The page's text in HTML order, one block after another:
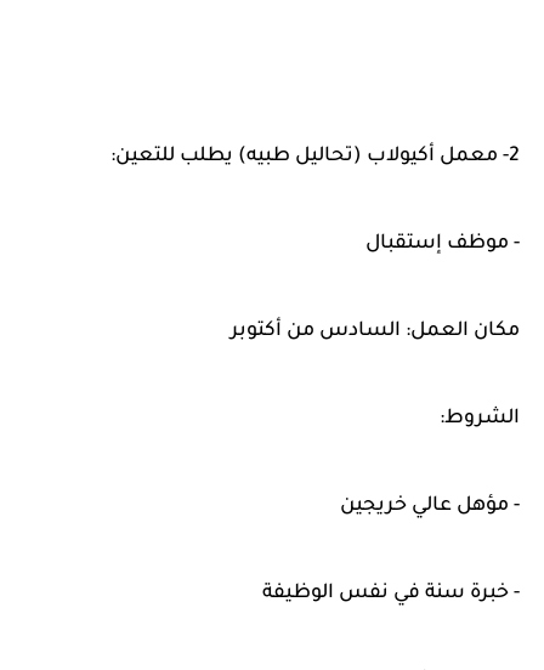
2- معمل أكيولاب (تحاليل طبيه) يطلب للتعين:
- موظف إستقبال
مكان العمل: السادس من أكتوبر
الشروط:
- مؤهل عالي خريجين
- خبرة سنة في نفس الوظيفة